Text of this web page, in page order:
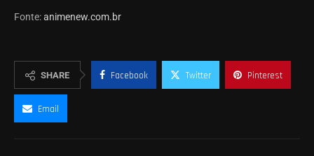
Fonte:animenew.com.br
SHARE Facebook Twitter Pinterest
Email